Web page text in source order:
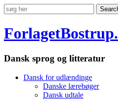
Dansk sprog og litteratur
Dansk for udlændinge
Danske lærebøger
Dansk udtale